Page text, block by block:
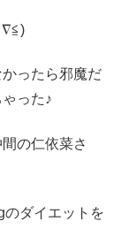
ったら邪魔だ
った♪
の仁依菜さ
のダイエットを